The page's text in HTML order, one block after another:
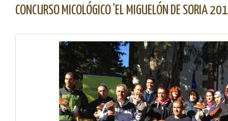
CONCURSO MICOLÓGICO 'EL MIGUELÓN DE SORIA